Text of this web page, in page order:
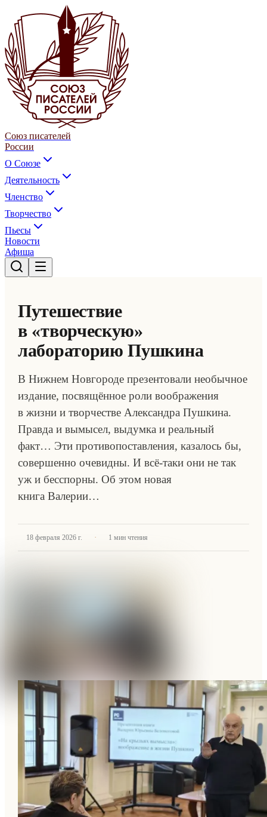
Союз писателей
России
О Союзе
Деятельность
Членство
Творчество
Пьесы
Новости
Афиша
Путешествие
в «творческую»
лабораторию Пушкина
В Нижнем Новгороде презентовали необычное
издание, посвящённое роли воображения
в жизни и творчестве Александра Пушкина.
Правда и вымысел, выдумка и реальный
факт… Эти противопоставления, казалось бы,
совершенно очевидны. И всё-таки они не так
уж и бесспорны. Об этом новая
книга Валерии…
18 февраля 2026 г. · 1 мин чтения